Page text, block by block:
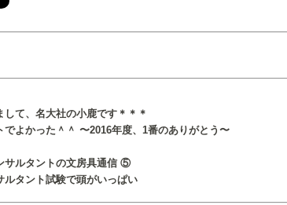
して、名大社の小鹿です＊＊＊
でよかった＾＾ 〜2016年度、1番のありがとう〜
サルタントの文房具通信 ⑤
ルタント試験で頭がいっぱい